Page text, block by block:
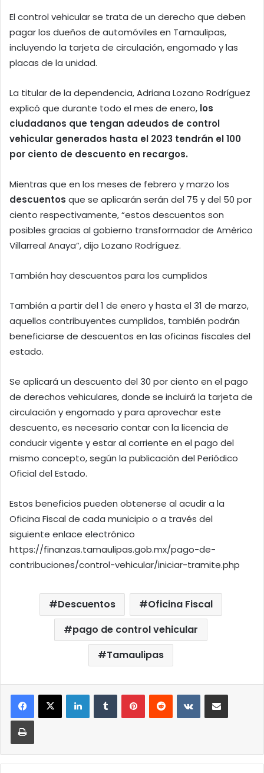
El control vehicular se trata de un derecho que deben
pagar los dueños de automóviles en Tamaulipas,
incluyendo la tarjeta de circulación, engomado y las
placas de la unidad.
La titular de la dependencia, Adriana Lozano Rodríguez
explicó que durante todo el mes de enero, los
ciudadanos que tengan adeudos de control
vehicular generados hasta el 2023 tendrán el 100
por ciento de descuento en recargos.
Mientras que en los meses de febrero y marzo los
descuentos que se aplicarán serán del 75 y del 50 por
ciento respectivamente, “estos descuentos son
posibles gracias al gobierno transformador de Américo
Villarreal Anaya”, dijo Lozano Rodríguez.
También hay descuentos para los cumplidos
También a partir del 1 de enero y hasta el 31 de marzo,
aquellos contribuyentes cumplidos, también podrán
beneficiarse de descuentos en las oficinas fiscales del
estado.
Se aplicará un descuento del 30 por ciento en el pago
de derechos vehiculares, donde se incluirá la tarjeta de
circulación y engomado y para aprovechar este
descuento, es necesario contar con la licencia de
conducir vigente y estar al corriente en el pago del
mismo concepto, según la publicación del Periódico
Oficial del Estado.
Estos beneficios pueden obtenerse al acudir a la
Oficina Fiscal de cada municipio o a través del
siguiente enlace electrónico
https://finanzas.tamaulipas.gob.mx/pago-de-
contribuciones/control-vehicular/iniciar-tramite.php
Descuentos
Oficina Fiscal
pago de control vehicular
Tamaulipas
LinkedInTumblrPinterestReddit VKontakteCompartir por correo
Imprimir